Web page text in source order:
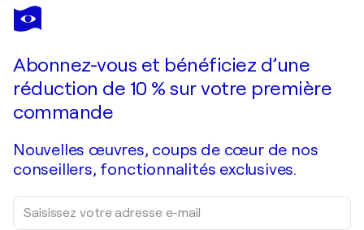
ANITA SZA BO
Lagoon with Palm Trees
Abonnez-vous et bénéficiez d’une
réduction de 10 % sur votre première
commande
Nouvelles œuvres, coups de cœur de nos
conseillers, fonctionnalités exclusives.